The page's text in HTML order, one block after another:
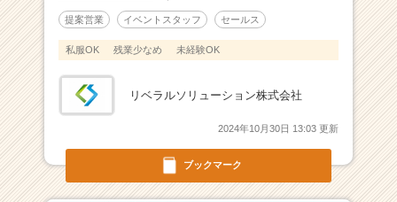
ル
ギ
ー
+新
事
0
ブックマーク
提案営業 イベントスタッフ セールス
私服OK 残業少なめ 未経験OK
リベラルソリューション株式会社
2024年10月30日 13:03 更新